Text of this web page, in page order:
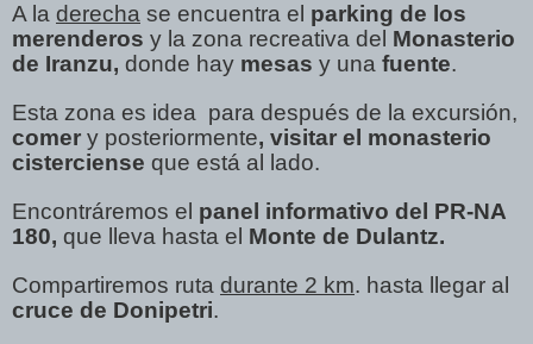
A la derecha se encuentra el parking de los
merenderos y la zona recreativa del Monasterio
de Iranzu, donde hay mesas y una fuente.
Esta zona es idea para después de la excursión,
comer y posteriormente, visitar el monasterio
cisterciense que está al lado.
Encontráremos el panel informativo del PR-NA
180, que lleva hasta el Monte de Dulantz.
Compartiremos ruta durante 2 km. hasta llegar al
cruce de Donipetri.